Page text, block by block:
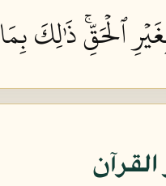
ٱلۡحَقِّۚ ذَٰلِكَ